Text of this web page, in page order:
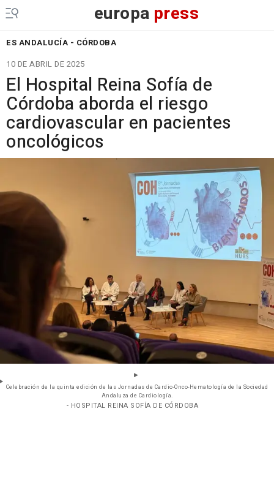
europa press
ES ANDALUCÍA - CÓRDOBA
10 DE ABRIL DE 2025
El Hospital Reina Sofía de
Córdoba aborda el riesgo
cardiovascular en pacientes
oncológicos
Celebración de la quinta edición de las Jornadas de Cardio-Onco-Hematología de la Sociedad
Andaluza de Cardiología.
- HOSPITAL REINA SOFÍA DE CÓRDOBA